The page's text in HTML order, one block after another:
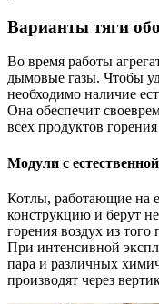
Варианты тяги
Во время работы
дымовые газы. Чтобы
необходимо наличие
Она обеспечит
всех продуктов
Модули с
Котлы, работающие на
конструкцию и берут
горения воздух из
При интенсивной
пара и различных
производят через